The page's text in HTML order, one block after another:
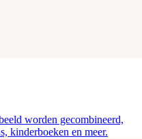
worden gecombineerd,
kinderboeken en meer.